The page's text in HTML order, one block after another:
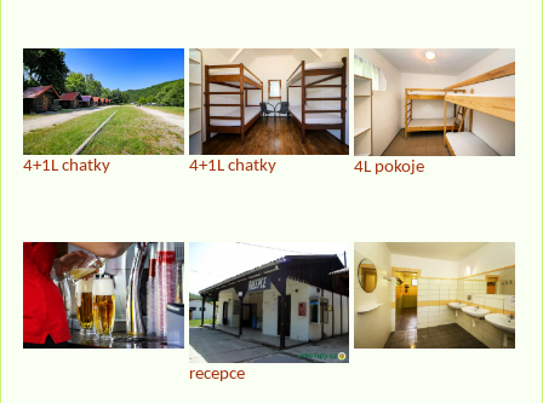
4+1L chatky 4+1L chatky 4L pokoje
recepce